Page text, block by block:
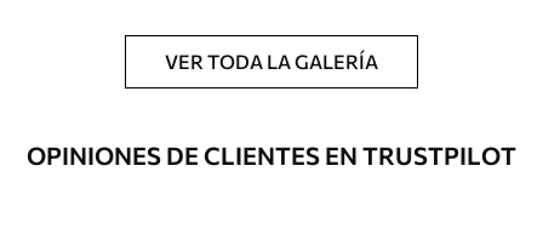
esponja suave. Los murales de pared con
recubrimiento de barniz pueden
Método de
Hasta 360 cm de altura: aplicación sin
VER TODA LA GALERÍA
OPINIONES DE CLIENTES EN TRUSTPILOT